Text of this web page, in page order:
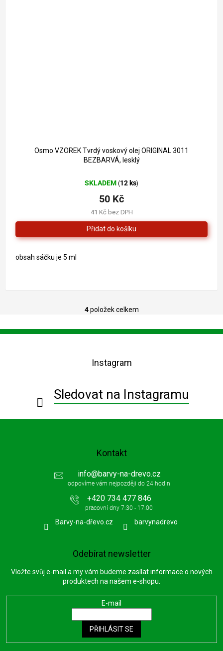
Osmo VZOREK Tvrdý voskový olej ORIGINAL 3011
BEZBARVÁ, lesklý
SKLADEM (12 ks)
41 Kč bez DPH
50 Kč
obsah sáčku je 5 ml
O
l
a
c
p
r
k
p
s
u
4položek celkem
Z
Instagram
Sledovat na Instagramu
Kontakt
info@barvy-na-drevo.cz
+420 734 477 846
Barvy-na-dřevo.cz barvynadrevo
Odebírat newsletter
Vložte svůj e-mail a my vám budeme zasílat informace o nových
produktech na našem e-shopu.
E-mail
PŘIHLÁSIT SE